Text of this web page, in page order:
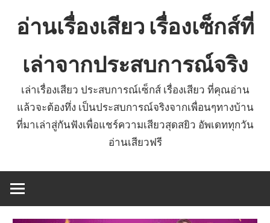
อ่านเรื่องเสียว เรื่องเซ็กส์ที่
เล่าจากประสบการณ์จริง
เล่าเรื่องเสียว ประสบการณ์เซ็กส์ เรื่องเสียว ที่คุณอ่าน
แล้วจะต้องทึ่ง เป็นประสบการณ์จริงจากเพื่อนๆทางบ้าน
ที่มาเล่าสู่กันฟังเพื่อแชร์ความเสียวสุดสยิว อัพเดททุกวัน
อ่านเสียวฟรี